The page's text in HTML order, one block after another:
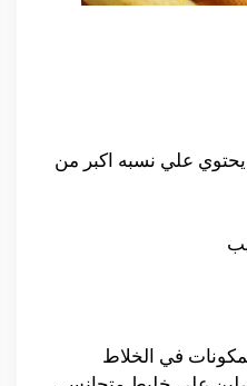
علي نسبه اكبر من
في الخلاط